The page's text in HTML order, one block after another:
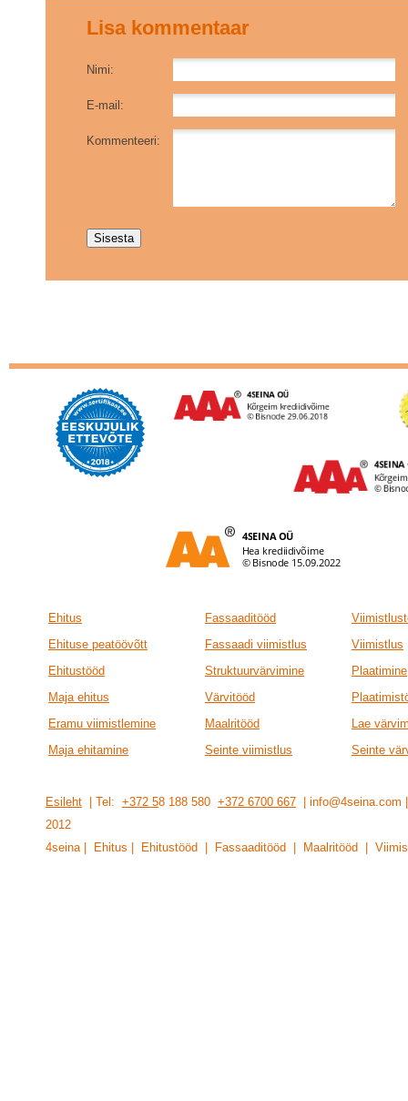
Lisa kommentaar
Nimi:
E-mail:
Kommenteeri:
Ehitus Fassaaditööd
Ehituse peatöövõtt
Fassaadi viimistlus
Viimistlus
Ehitustööd
Struktuurvärvimine
Plaatimine
Maja ehitus
Värvitööd
Eramu viimistlemine
Maalritööd
Lae
Maja ehitamine
Seinte viimistlus Seinte
Esileht | Tel: +372 58 188 580 +372 6700 667 |
201 2
4seina | Ehitus | Ehitustööd | Fassaaditööd | Maalritööd |